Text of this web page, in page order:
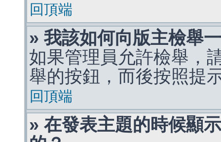
回頂端
» 我該如何向版主檢舉
如果管理員允許檢舉，
舉的按鈕，而後按照提
回頂端
» 在發表主題的時候顯